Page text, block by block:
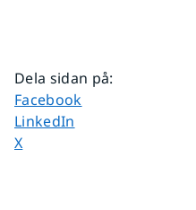
Dela sidan på:
Dela sidan på
Facebook
Dela sidan på
LinkedIn
Dela sidan på
X